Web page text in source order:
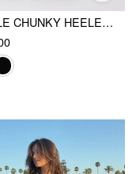
BUCKLE CHUNKY HEELED KNEE HIGH BOOTS